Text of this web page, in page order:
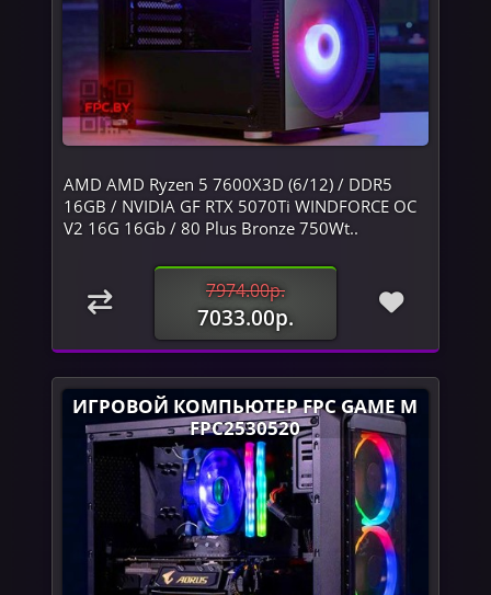
AMD AMD Ryzen 5 7600X3D (6/12) / DDR5
16GB / NVIDIA GF RTX 5070Ti WINDFORCE OC
V2 16G 16Gb / 80 Plus Bronze 750Wt..
7974.00р.
7033.00р.
ИГРОВОЙ КОМПЬЮТЕР FPC GAME M
FPC2530520